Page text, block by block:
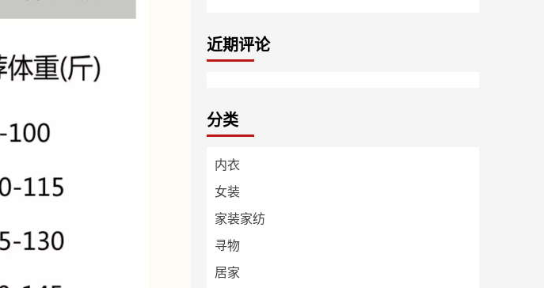
近期评论
分类
内衣
女装
家装家纺
寻物
居家